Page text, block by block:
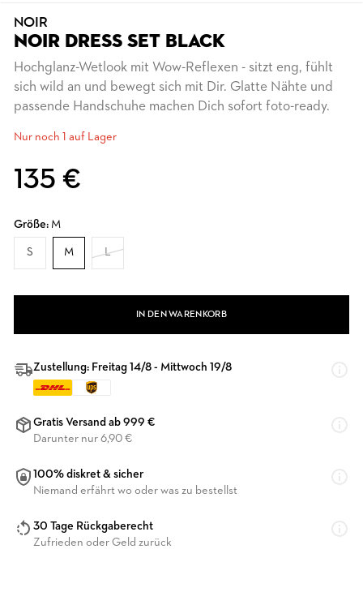
NOIR
NOIR DRESS SET BLACK
Hochglanz-Wetlook mit Wow-Reflexen - sitzt eng, fühlt
sich wild an und bewegt sich mit Dir. Glatte Nähte und
passende Handschuhe machen Dich sofort foto-ready.
Nur noch 1 auf Lager
135 €
Größe: M
S M L
IN DEN WARENKORB
Zustellung: Freitag 14/8 - Mittwoch 19/8
Gratis Versand ab 999 €
Darunter nur 6,90 €
100% diskret & sicher
Niemand erfährt wo oder was zu bestellst
30 Tage Rückgaberecht
Zufrieden oder Geld zurück